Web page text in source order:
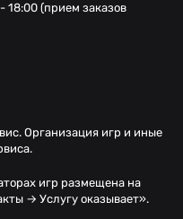
18:00 (прием заказов
Организация игр и иные
игр размещена на
→ Услугу оказывает».